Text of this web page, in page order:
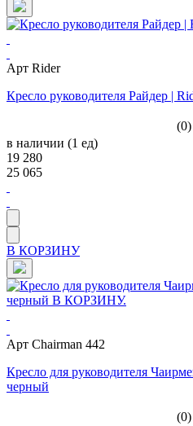
Арт Rider
Кресло руководителя Райдер |
(0)
в наличии (1 ед)
19 280
25 065
В КОРЗИНУ
Арт Chairman 442
Кресло для руководителя
черный
(0)